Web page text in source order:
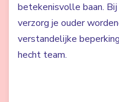
betekenisvolle baan.
verzorg je ouder
verstandelijke
hecht team.